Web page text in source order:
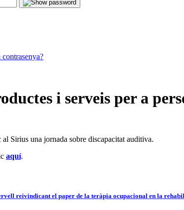
i serveis per a
Sirius una jornada sobre discapacitat auditiva.
aquí.
reivindicant el paper de la teràpia ocupacional en la